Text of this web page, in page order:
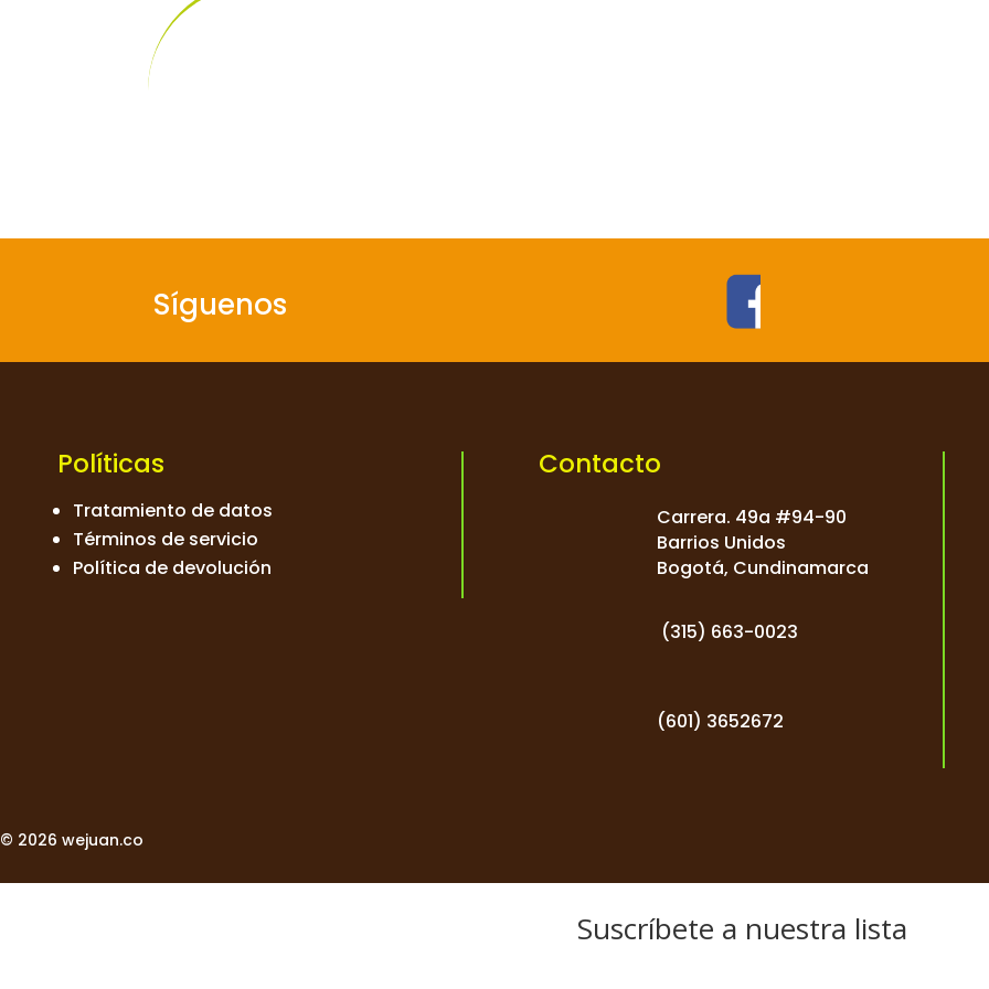
Síguenos 
Políticas
Tratamiento de datos
Términos de servicio
Política de devolución
Contacto
Carrera. 49a #94-90
Barrios Unidos
Bogotá, Cundinamarca
(315) 663-0023
(601) 3652672
© 2026 wejuan.co
Suscríbete a nuestra lista